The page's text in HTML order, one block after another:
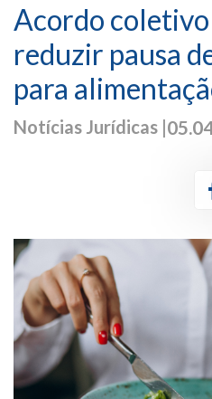
Acordo
reduzir pausa
para
Notícias Jurídicas |